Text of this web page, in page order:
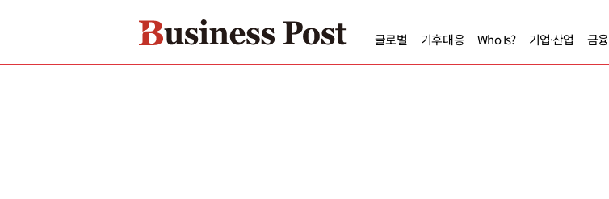
글로벌 기후대응 Who Is? 기업·산업 금융